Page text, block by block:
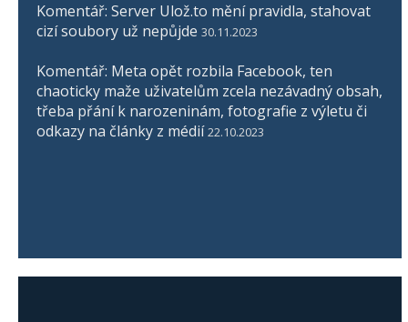
Komentář: Server Ulož.to mění pravidla, stahovat
cizí soubory už nepůjde 30.11.2023
Komentář: Meta opět rozbila Facebook, ten
chaoticky maže uživatelům zcela nezávadný obsah,
třeba přání k narozeninám, fotografie z výletu či
odkazy na články z médií 22.10.2023